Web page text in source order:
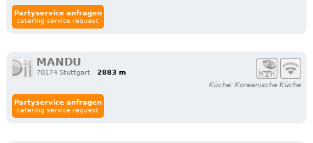
Partyservice anfragen
catering service request
MANDU
70174 Stuttgart
2883 m
Küche: Koreanische Küche
Partyservice anfragen
catering service request